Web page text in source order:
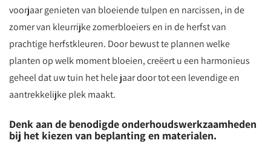
voorjaar genieten van bloeiende tulpen en narcissen, in de
zomer van kleurrijke zomerbloeiers en in de herfst van
prachtige herfstkleuren. Door bewust te plannen welke
planten op welk moment bloeien, creëert u een harmonieus
geheel dat uw tuin het hele jaar door tot een levendige en
aantrekkelijke plek maakt.
Denk aan de benodigde onderhoudswerkzaamheden
bij het kiezen van beplanting en materialen.